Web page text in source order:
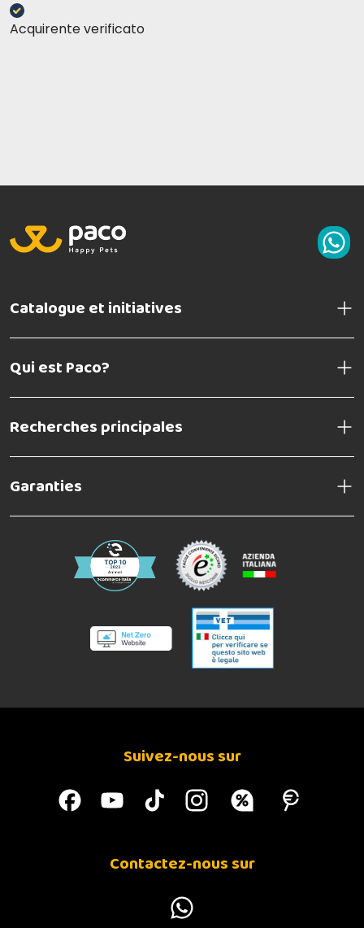
Acquirente verificato
Catalogue et initiatives
Qui est Paco?
Recherches principales
Garanties
Suivez-nous sur
Contactez-nous sur